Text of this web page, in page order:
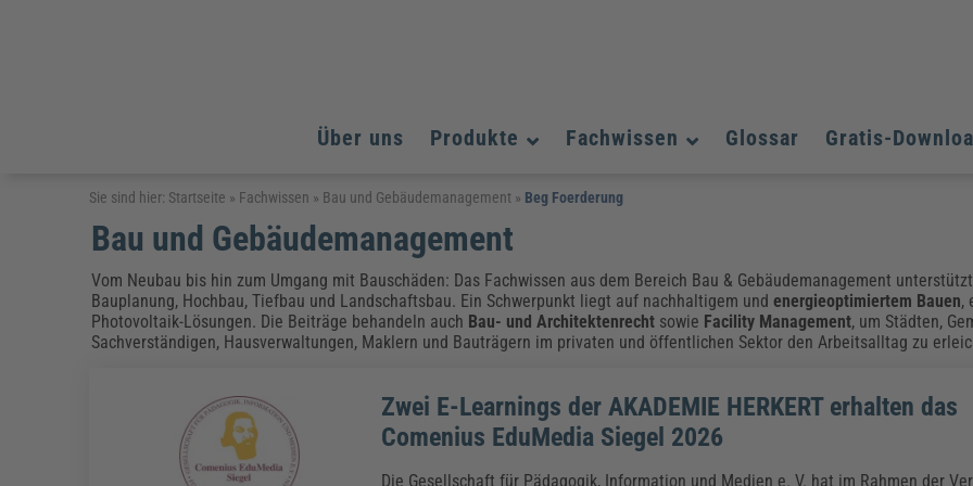
Über uns Produkte
Arbeitsschutz
Fachpublikationen & Arbeitshilfen
Arbeitssicherheit & Gesundheitsschutz Aushangpflichtige Gesetze & Vorschriften
Brandschutz
Chemikalen & Gefahrstoffe
Arbeitsschutz & Brandschutz Gefahrstoffe & REACH
Assistenz und Office-Management
Weiterbildungen (AKADEMIE HERKERT)
Assistenz & Office-Management
Baurecht & Architektenrecht Bauausführung
Energieoptimiertes & klimaneutrales Bauen
Immobilienwirtschaft
Bau, Immobilien & Gebäudemanagement
Bildung und Erziehung
Fachpublikationen & Arbeitshilfen
Datenschutz und IT-Sicherheit
Fachpublikationen & Arbeitshilfen
Datenschutz & IT-Sicherheit
Elektrosicherheit & Elektrotechnik
Energie und Umwelt
Fachpublikationen & Arbeitshilfen
Weiterbildungen (AKADEMIE HERKERT)
Führung und Management
Fachpublikationen & Arbeitshilfen
Weiterbildungen (AKADEMIE HERKERT)
Fachwissen
Arbeitsschutz Assistenz und Office-Management
Bildung und Erziehung
Energie und Umwelt
Führung und Management
Kommunales
Künstliche Intelligenz
Glossar Gratis-
Arbeitsschutz Assistenz und Office-Management
Bildung und Erziehung
Energie und Umwelt
Führung und Management
Kommunales
Künstliche Intelligenz
Sie sind hier: Startseite » Fachwissen » Bau und Gebäudemanagement » Beg Foerderung
Bau und Gebäudemanagement
Vom Neubau bis hin zum Umgang mit Bauschäden: Das Fachwissen aus dem Bereich Bau & Gebäudemanagement
Bauplanung, Hochbau, Tiefbau und Landschaftsbau. Ein Schwerpunkt liegt auf nachhaltigem undenergieoptimiertem Bauen,
Photovoltaik-Lösungen. Die Beiträge behandeln auch Bau- und Architektenrecht sowie Facility Management, um Städten,
Sachverständigen, Hausverwaltungen, Maklern und Bauträgern im privaten und öffentlichen Sektor den Arbeitsalltag zu
Zwei E-Learnings der AKADEMIE HERKERT erhalten das
Comenius EduMedia Siegel 2026
Die Gesellschaft für Pädagogik, Information und Medien e. V. hat im Rahmen der